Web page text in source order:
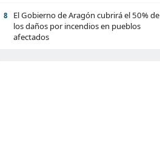
8
El Gobierno de Aragón cubrirá el 50% de
los daños por incendios en pueblos
afectados